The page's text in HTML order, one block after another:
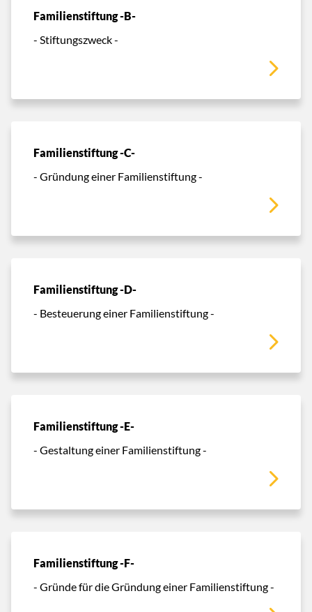
Familienstiftung -B-
- Stiftungszweck -
Familienstiftung -C-
- Gründung einer Familienstiftung -
Familienstiftung -D-
- Besteuerung einer Familienstiftung -
Familienstiftung -E-
- Gestaltung einer Familienstiftung -
Familienstiftung -F-
- Gründe für die Gründung einer Familienstiftung -